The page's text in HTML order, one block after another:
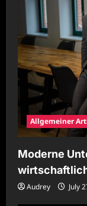
Allgemeiner
Moderne
Audrey July